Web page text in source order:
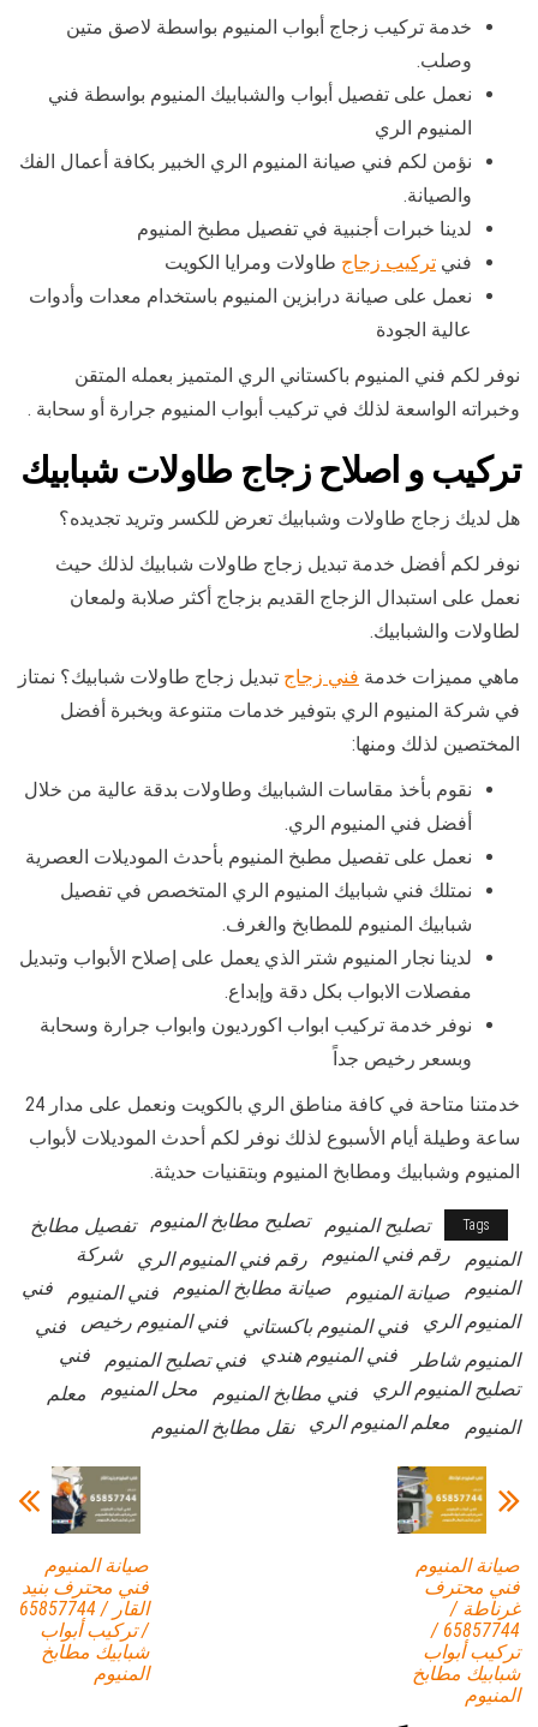
خدمة تركيب زجاج أبواب المنيوم بواسطة لاصق متين
وصلب.
نعمل على تفصيل أبواب والشبابيك المنيوم بواسطة فني
المنيوم الري
نؤمن لكم فني صيانة المنيوم الري الخبير بكافة أعمال الفك
والصيانة.
لدينا خبرات أجنبية في تفصيل مطبخ المنيوم
فني تركيب زجاج طاولات ومرايا الكويت
نعمل على صيانة درابزين المنيوم باستخدام معدات وأدوات
عالية الجودة
نوفر لكم فني المنيوم باكستاني الري المتميز بعمله المتقن
وخبراته الواسعة لذلك في تركيب أبواب المنيوم جرارة أو سحابة .
تركيب و اصلاح زجاج طاولات شبابيك
هل لديك زجاج طاولات وشبابيك تعرض للكسر وتريد تجديده؟
نوفر لكم أفضل خدمة تبديل زجاج طاولات شبابيك لذلك حيث
نعمل على استبدال الزجاج القديم بزجاج أكثر صلابة ولمعان
لطاولات والشبابيك.
ماهي مميزات خدمة فني زجاج تبديل زجاج طاولات شبابيك؟ نمتاز
في شركة المنيوم الري بتوفير خدمات متنوعة وبخبرة أفضل
المختصين لذلك ومنها:
نقوم بأخذ مقاسات الشبابيك وطاولات بدقة عالية من خلال
أفضل فني المنيوم الري.
نعمل على تفصيل مطبخ المنيوم بأحدث الموديلات العصرية
نمتلك فني شبابيك المنيوم الري المتخصص في تفصيل
شبابيك المنيوم للمطابخ والغرف.
لدينا نجار المنيوم شتر الذي يعمل على إصلاح الأبواب وتبديل
مفصلات الابواب بكل دقة وإبداع.
نوفر خدمة تركيب ابواب اكورديون وابواب جرارة وسحابة
وبسعر رخيص جداً
خدمتنا متاحة في كافة مناطق الري بالكويت ونعمل على مدار 24
ساعة وطيلة أيام الأسبوع لذلك نوفر لكم أحدث الموديلات لأبواب
المنيوم وشبابيك ومطابخ المنيوم وبتقنيات حديثة.
Tags تصليح المنيوم تصليح مطابخ المنيوم
تفصيل مطابخ
المنيوم
رقم فني المنيوم رقم فني المنيوم الري
شركة
المنيوم
صيانة المنيوم صيانة مطابخ المنيوم فني المنيوم
فني
المنيوم الري
فني المنيوم باكستاني فني المنيوم رخيص
فني
المنيوم شاطر
فني المنيوم هندي فني تصليح المنيوم
فني
تصليح المنيوم الري
فني مطابخ المنيوم محل المنيوم
معلم
المنيوم
معلم المنيوم الري نقل مطابخ المنيوم
صيانة المنيوم
فني محترف بنيد
القار / 65857744
/ تركيب أبواب
شبابيك مطابخ
المنيوم
صيانة المنيوم
فني محترف
غرناطة /
65857744 /
تركيب أبواب
شبابيك مطابخ
المنيوم